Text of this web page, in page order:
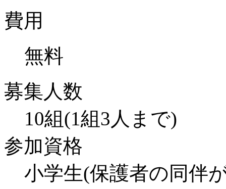
費用
無料
募集人数
10組(1組3人まで)
参加資格
小学生(保護者の同伴